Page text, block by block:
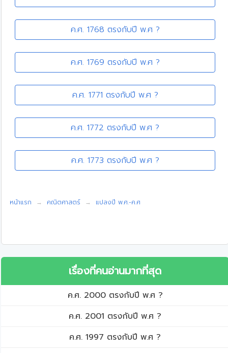
ค.ศ. 1768 ตรงกับปี พ.ศ ?
ค.ศ. 1769 ตรงกับปี พ.ศ ?
ค.ศ. 1771 ตรงกับปี พ.ศ ?
ค.ศ. 1772 ตรงกับปี พ.ศ ?
ค.ศ. 1773 ตรงกับปี พ.ศ ?
หน้าแรก คณิตศาสตร์ แปลงปี พ.ศ.-ค.ศ
เรื่องที่คนอ่านมากที่สุด
ค.ศ. 2000 ตรงกับปี พ.ศ ?
ค.ศ. 2001 ตรงกับปี พ.ศ ?
ค.ศ. 1997 ตรงกับปี พ.ศ ?